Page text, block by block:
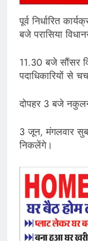
पूर्व निर्धारित
बजे परासिया
11.30 बजे सौंसर
पदाधिकारियों से
दोपहर 3 बजे
3 जून, मंगलवार
निकलेंगे।